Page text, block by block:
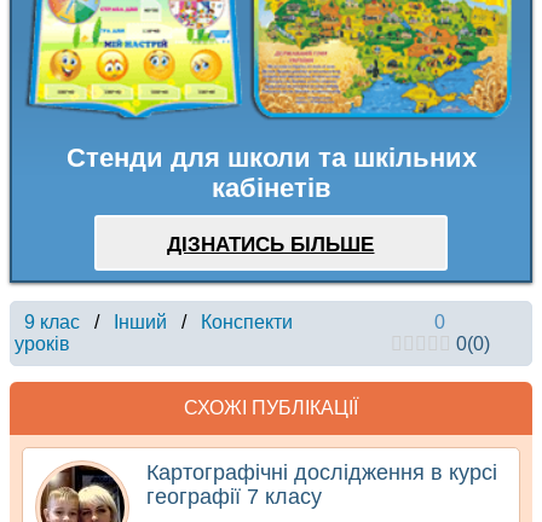
Стенди для школи та шкільних
кабінетів
ДІЗНАТИСЬ БІЛЬШЕ
9 клас / Інший /
Конспекти
уроків
0
0(0)
СХОЖІ ПУБЛІКАЦІЇ
Картографічні дослідження в курсі
географії 7 класу